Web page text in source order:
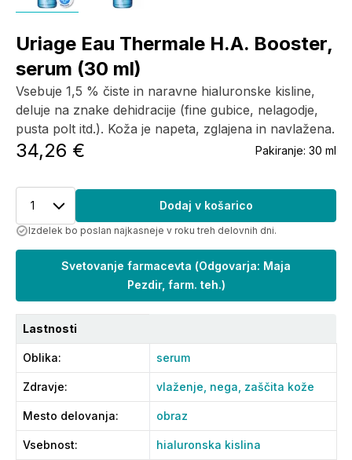
Uriage Eau Thermale H.A. Booster,
serum (30 ml)
Vsebuje 1,5 % čiste in naravne hialuronske kisline,
deluje na znake dehidracije (fine gubice, nelagodje,
pusta polt itd.). Koža je napeta, zglajena in navlažena.
34,26 € Pakiranje: 30 ml
1 Dodaj v košarico
Izdelek bo poslan najkasneje v roku treh delovnih dni.
Svetovanje farmacevta (Odgovarja: Maja
Pezdir, farm. teh.)
Lastnosti
Oblika: serum
Zdravje: vlaženje, nega, zaščita kože
Mesto delovanja: obraz
Vsebnost: hialuronska kislina